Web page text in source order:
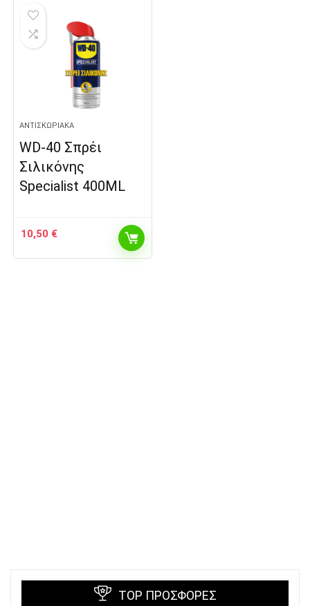
ΑΝΤΙΣΚΩΡΙΑΚΆ
WD-40 Σπρέι
Σιλικόνης
Specialist 400ML
10,50 €
TOP ΠΡΟΣΦΟΡΈΣ